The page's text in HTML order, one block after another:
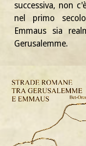
successiva, non
nel primo
Emmaus sia
Gerusalemme.